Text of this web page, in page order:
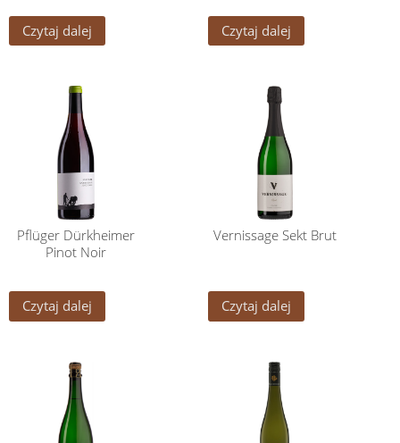
Czytaj dalej Czytaj dalej
Pflüger Dürkheimer
Pinot Noir
Czytaj dalej
Vernissage Sekt Brut
Czytaj dalej